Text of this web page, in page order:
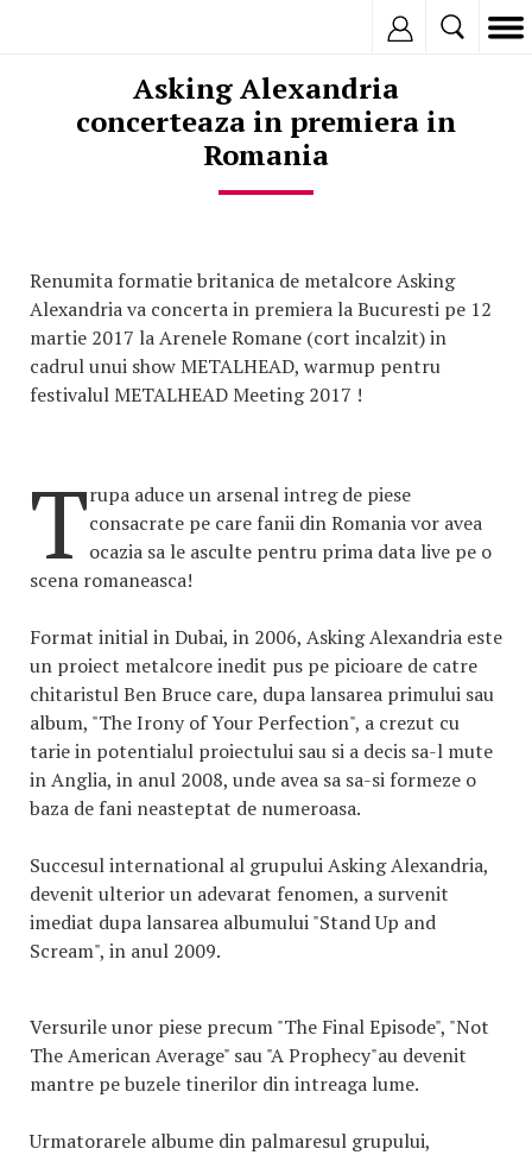
Asking Alexandria
concerteaza in premiera in
Romania
Renumita formatie britanica de metalcore Asking
Alexandria va concerta in premiera la Bucuresti pe 12
martie 2017 la Arenele Romane (cort incalzit) in
cadrul unui show METALHEAD, warmup pentru
festivalul METALHEAD Meeting 2017 !
Trupa aduce un arsenal intreg de piese
consacrate pe care fanii din Romania vor avea
ocazia sa le asculte pentru prima data live pe o
scena romaneasca!
Format initial in Dubai, in 2006, Asking Alexandria este
un proiect metalcore inedit pus pe picioare de catre
chitaristul Ben Bruce care, dupa lansarea primului sau
album, "The Irony of Your Perfection", a crezut cu
tarie in potentialul proiectului sau si a decis sa-l mute
in Anglia, in anul 2008, unde avea sa sa-si formeze o
baza de fani neasteptat de numeroasa.
Succesul international al grupului Asking Alexandria,
devenit ulterior un adevarat fenomen, a survenit
imediat dupa lansarea albumului "Stand Up and
Scream", in anul 2009.
Versurile unor piese precum "The Final Episode", "Not
The American Average" sau "A Prophecy"au devenit
mantre pe buzele tinerilor din intreaga lume.
Urmatorarele albume din palmaresul grupului,